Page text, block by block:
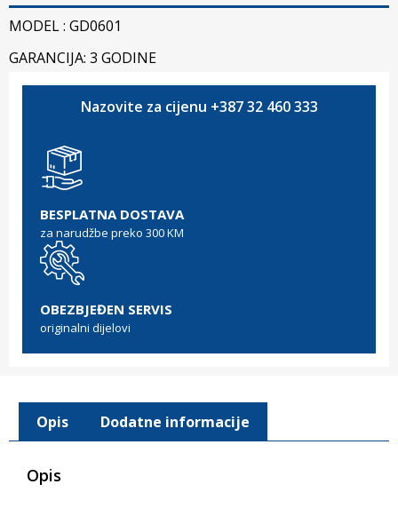
MODEL : GD0601
GARANCIJA: 3 GODINE
Nazovite za cijenu +387 32 460 333
BESPLATNA DOSTAVA
za narudžbe preko 300 KM
OBEZBJEĐEN SERVIS
originalni dijelovi
Opis Dodatne informacije
Opis